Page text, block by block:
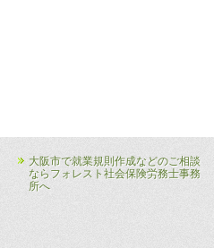
大阪市で就業規則作成などのご相談
ならフォレスト社会保険労務士事務
所へ